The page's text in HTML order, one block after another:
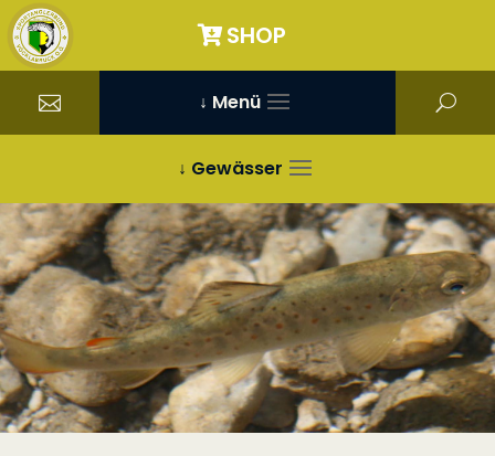
SHOP
↓ Menü
↓ Gewässer